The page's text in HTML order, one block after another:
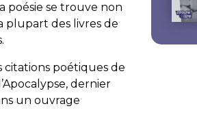
poésie se trouve non
plupart des livres de
citations poétiques de
dernier
un ouvrage